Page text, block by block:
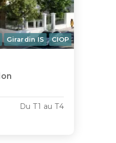
Girardin IS CIOP
Du T1 au T4